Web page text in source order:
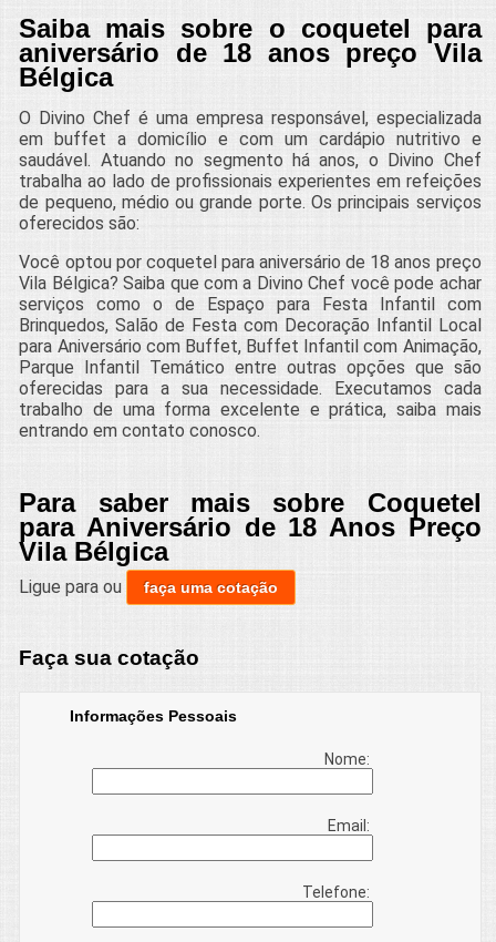
Saiba mais sobre o coquetel para
aniversário de 18 anos preço Vila
Bélgica
O Divino Chef é uma empresa responsável, especializada
em buffet a domicílio e com um cardápio nutritivo e
saudável. Atuando no segmento há anos, o Divino Chef
trabalha ao lado de profissionais experientes em refeições
de pequeno, médio ou grande porte. Os principais serviços
oferecidos são:
Você optou por coquetel para aniversário de 18 anos preço
Vila Bélgica? Saiba que com a Divino Chef você pode achar
serviços como o de Espaço para Festa Infantil com
Brinquedos, Salão de Festa com Decoração Infantil Local
para Aniversário com Buffet, Buffet Infantil com Animação,
Parque Infantil Temático entre outras opções que são
oferecidas para a sua necessidade. Executamos cada
trabalho de uma forma excelente e prática, saiba mais
entrando em contato conosco.
Para saber mais sobre Coquetel
para Aniversário de 18 Anos Preço
Vila Bélgica
Ligue paraou faça uma cotação
Faça sua cotação
Informações Pessoais
Nome:
Email:
Telefone: